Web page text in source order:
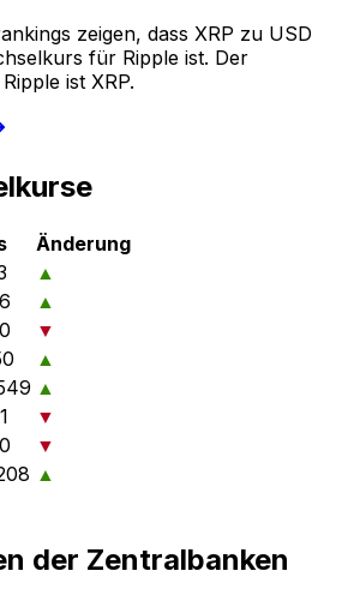
zeigen, dass XRP zu USD
für Ripple ist. Der
ist XRP.
Änderung
▲
▲
▼
▲
▲
▼
▼
▲
der Zentralbanken